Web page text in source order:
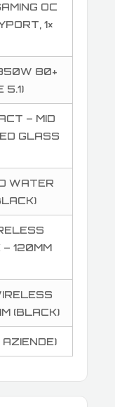
OC
1×
80+
5.1)
– MID
GLASS
WATER
120MM
(BLACK)